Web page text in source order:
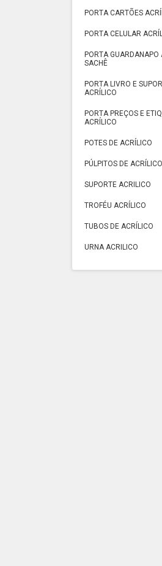
PORTA CARTÕES
PORTA CELULAR
PORTA GUARDANAPO
SACHÊ
PORTA LIVRO E
ACRÍLICO
PORTA PREÇOS E
ACRÍLICO
POTES DE ACRÍLICO
PÚLPITOS DE ACRÍLICO
SUPORTE ACRILICO
TROFÉU ACRÍLICO
TUBOS DE ACRÍLICO
URNA ACRILICO